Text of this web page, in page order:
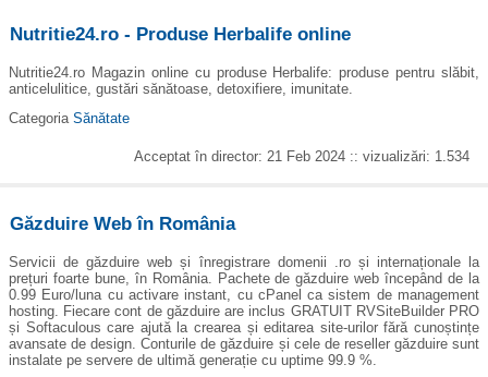
Nutritie24.ro - Produse Herbalife online
Nutritie24.ro Magazin online cu produse Herbalife: produse pentru slăbit,
anticelulitice, gustări sănătoase, detoxifiere, imunitate.
Categoria Sănătate
Acceptat în director: 21 Feb 2024 :: vizualizări: 1.534
Găzduire Web în România
Servicii de găzduire web și înregistrare domenii .ro și internaționale la
prețuri foarte bune, în România. Pachete de găzduire web începând de la
0.99 Euro/luna cu activare instant, cu cPanel ca sistem de management
hosting. Fiecare cont de găzduire are inclus GRATUIT RVSiteBuilder PRO
și Softaculous care ajută la crearea și editarea site-urilor fără cunoștințe
avansate de design. Conturile de găzduire și cele de reseller găzduire sunt
instalate pe servere de ultimă generație cu uptime 99.9 %.